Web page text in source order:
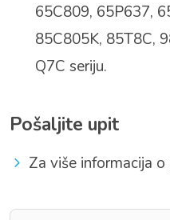
65C809, 65P637,
85C805K, 85T8C,
Q7C seriju.
Pošaljite upit
Za više informacija